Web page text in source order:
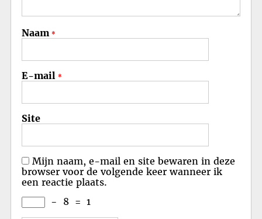
Naam *
E-mail *
Site
Mijn naam, e-mail en site bewaren in deze
browser voor de volgende keer wanneer ik
een reactie plaats.
−
8 = 1